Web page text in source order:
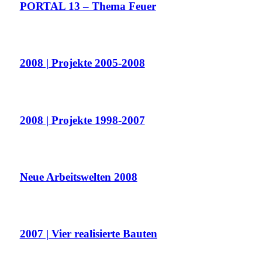
PORTAL 13 – Thema Feuer
2008 | Projekte 2005-2008
2008 | Projekte 1998-2007
Neue Arbeitswelten 2008
2007 | Vier realisierte Bauten